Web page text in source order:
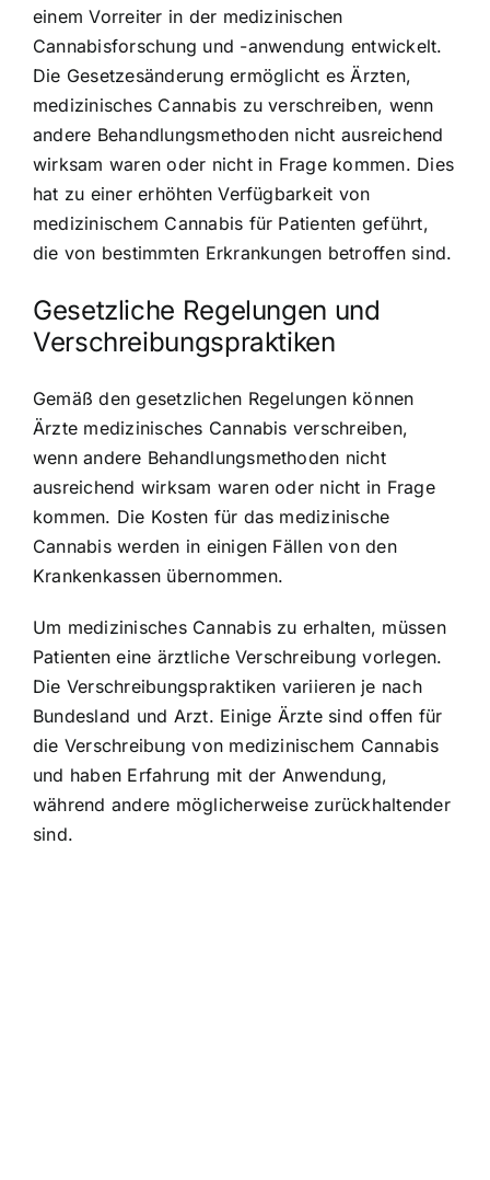
einem Vorreiter in der medizinischen
Cannabisforschung und -anwendung entwickelt.
Die Gesetzesänderung ermöglicht es Ärzten,
medizinisches Cannabis zu verschreiben, wenn
andere Behandlungsmethoden nicht ausreichend
wirksam waren oder nicht in Frage kommen. Dies
hat zu einer erhöhten Verfügbarkeit von
medizinischem Cannabis für Patienten geführt,
die von bestimmten Erkrankungen betroffen sind.
Gesetzliche Regelungen und
Verschreibungspraktiken
Gemäß den gesetzlichen Regelungen können
Ärzte medizinisches Cannabis verschreiben,
wenn andere Behandlungsmethoden nicht
ausreichend wirksam waren oder nicht in Frage
kommen. Die Kosten für das medizinische
Cannabis werden in einigen Fällen von den
Krankenkassen übernommen.
Um medizinisches Cannabis zu erhalten, müssen
Patienten eine ärztliche Verschreibung vorlegen.
Die Verschreibungspraktiken variieren je nach
Bundesland und Arzt. Einige Ärzte sind offen für
die Verschreibung von medizinischem Cannabis
und haben Erfahrung mit der Anwendung,
während andere möglicherweise zurückhaltender
sind.